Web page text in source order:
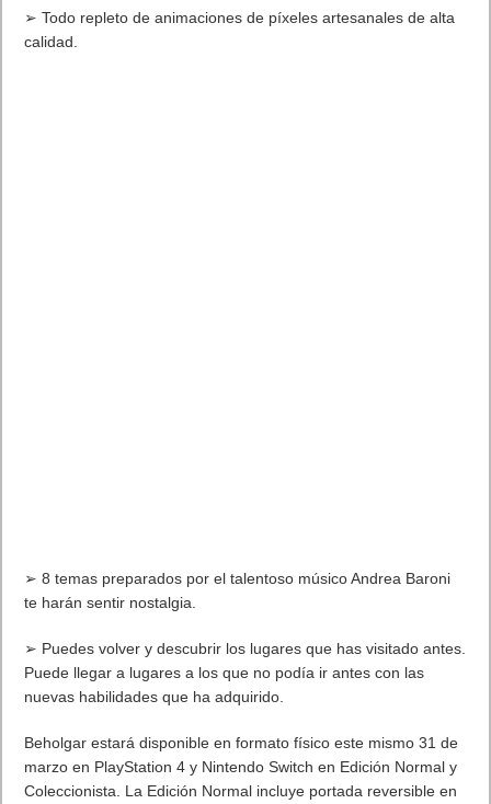
➢ Todo repleto de animaciones de píxeles artesanales de alta
calidad.
➢ 8 temas preparados por el talentoso músico Andrea Baroni
te harán sentir nostalgia.
➢ Puedes volver y descubrir los lugares que has visitado antes.
Puede llegar a lugares a los que no podía ir antes con las
nuevas habilidades que ha adquirido.
Beholgar estará disponible en formato físico este mismo 31 de
marzo en PlayStation 4 y Nintendo Switch en Edición Normal y
Coleccionista. La Edición Normal incluye portada reversible en